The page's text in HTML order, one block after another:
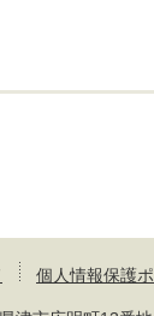
個人情報保護